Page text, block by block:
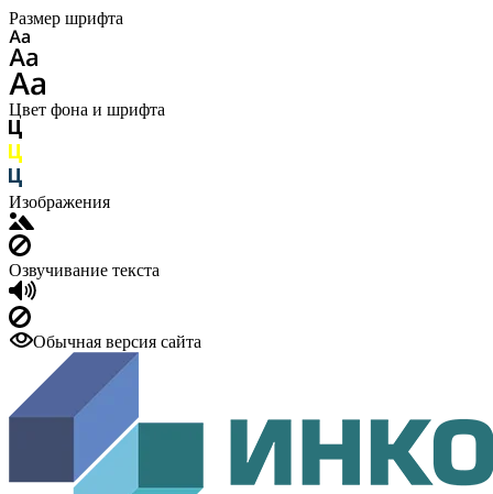
Размер шрифта
Цвет фона и шрифта
Изображения
Озвучивание текста
Обычная версия сайта